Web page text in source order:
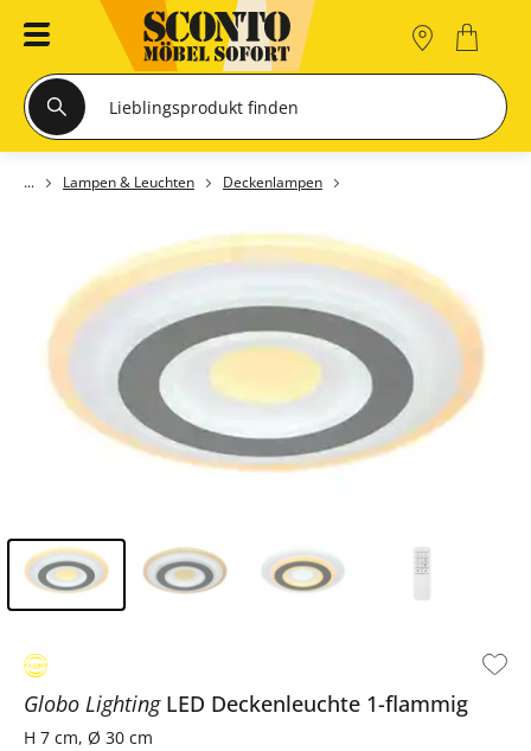
Lampen & Leuchten Deckenlampen
Globo Lighting LED Deckenleuchte 1-flammig
H 7 cm, Ø 30 cm